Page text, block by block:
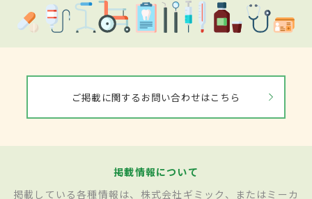
ご掲載に関するお問い合わせはこちら
掲載情報について
掲載している各種情報は、株式会社ギミック、またはミーカ